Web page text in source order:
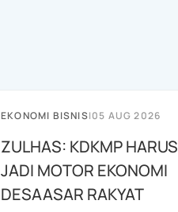
EKONOMI BISNIS|05 AUG 2026
ZULHAS: KDKMP HARUS
JADI MOTOR EKONOMI
DESAASAR RAKYAT